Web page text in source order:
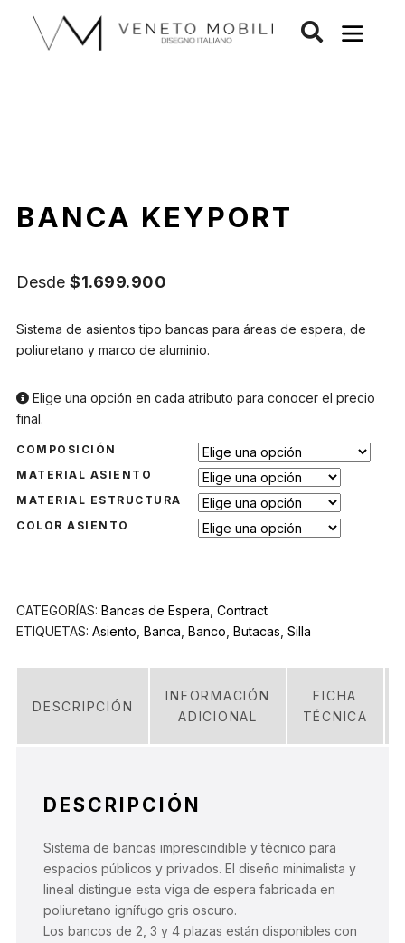
contenido
BANCA KEYPORT
Desde $1.699.900
Sistema de asientos tipo bancas para áreas de espera, de
poliuretano y marco de aluminio.
Elige una opción en cada atributo para conocer el precio
final.
COMPOSICIÓN
MATERIAL ASIENTO
MATERIAL ESTRUCTURA
COLOR ASIENTO
CATEGORÍAS: Bancas de Espera Contract
ETIQUETAS: Asiento Banca Banco Butacas Silla
DESCRIPCIÓN
INFORMACIÓN
ADICIONAL
FICHA
TÉCNICA
DESCRIPCIÓN
Sistema de bancas imprescindible y técnico para
espacios públicos y privados. El diseño minimalista y
lineal distingue esta viga de espera fabricada en
poliuretano ignífugo gris oscuro.
Los bancos de 2, 3 y 4 plazas están disponibles con